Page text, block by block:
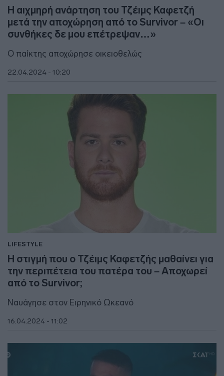
Η αιχμηρή ανάρτηση του Τζέιμς Καφετζή
μετά την αποχώρηση από το Survivor – «Οι
συνθήκες δε μου επέτρεψαν…»
Ο παίκτης αποχώρησε οικειοθελώς
22.04.2024 - 10:20
LIFESTYLE
Η στιγμή που ο Τζέιμς Καφετζής μαθαίνει για
την περιπέτεια του πατέρα του – Αποχωρεί
από το Survivor;
Ναυάγησε στον Ειρηνικό Ωκεανό
16.04.2024 - 11:02